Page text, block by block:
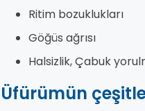
Ritim bozuklukları
Göğüs ağrısı
Halsizlik, Çabuk
Üfürümün